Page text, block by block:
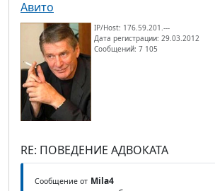
Авито
IP/Host: 176.59.201.---
Дата регистрации: 29.03.2012
Сообщений: 7 105
RE: ПОВЕДЕНИЕ АДВОКАТА
Сообщение от Mila4